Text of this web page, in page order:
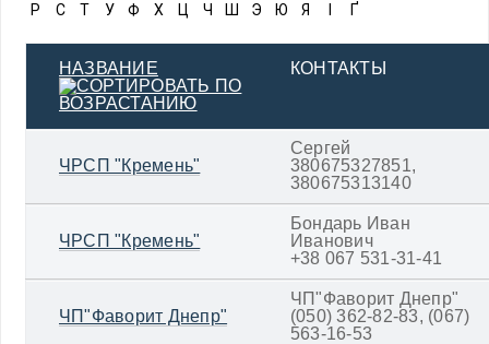
Р
С Т У Ф Х Ц Ч Ш Э Ю Я Ґ
НАЗВАНИЕ КОНТАКТЫ
ЧРСП "Кремень"
Сергей
380675327851,
380675313140
ЧРСП "Кремень"
Бондарь Иван
Иванович
+38 067 531-31-41
ЧП"Фаворит Днепр"
ЧП"Фаворит Днепр"
(050) 362-82-83, (067)
563-16-53